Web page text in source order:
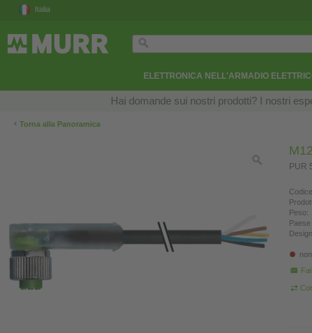
Italia
ELETTRONICA NELL'ARMADIO
Hai domande sui nostri prodotti? I nostri
‹ Torna alla Panoramica
PUR
Peso: